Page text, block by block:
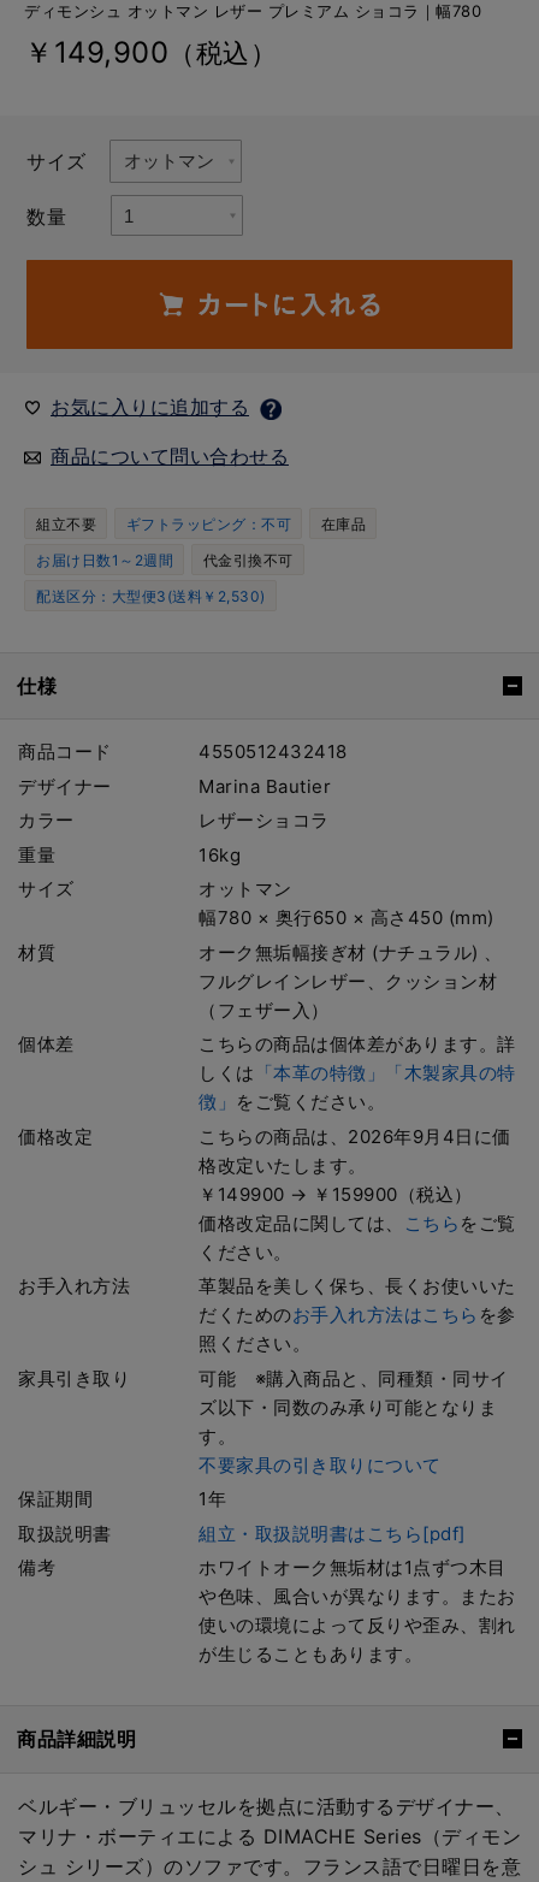
ディモンシュ オットマン レザー プレミアム ショコラ｜幅780
￥149,900 （税込）
サイズ
数量
お気に入りに追加する
商品について問い合わせる
組立不要 ギフトラッピング：不可
在庫品
お届け日数1～2週間
代金引換不可
配送区分：大型便3(送料￥2,530)
仕様
商品コード
4550512432418
デザイナー
Marina Bautier
カラー
レザーショコラ
重量
16kg
サイズ
オットマン
幅780 × 奥行650 × 高さ450 (mm)
材質
オーク無垢幅接ぎ材 (ナチュラル) 、
フルグレインレザー、クッション材
（フェザー入）
個体差
こちらの商品は個体差があります。詳
しくは 「本革の特徴」
「木製家具の特
徴」 をご覧ください。
価格改定
こちらの商品は、2026年9月4日に価
格改定いたします。
￥149900 → ￥159900（税込）
価格改定品に関しては、
こちら をご覧
ください。
お手入れ方法
革製品を美しく保ち、長くお使いいた
だくためのお手入れ方法はこちら を参
照ください。
家具引き取り
可能 ※購入商品と、同種類・同サイ
ズ以下・同数のみ承り可能となりま
す。
不要家具の引き取りについて
保証期間
1年
取扱説明書
組立・取扱説明書はこちら[pdf]
備考
ホワイトオーク無垢材は1点ずつ木目
や色味、風合いが異なります。またお
使いの環境によって反りや歪み、割れ
が生じることもあります。
商品詳細説明
ベルギー・ブリュッセルを拠点に活動するデザイナー、
マリナ・ボーティエによる DIMACHE Series（ディモン
シュ シリーズ）のソファです。フランス語で日曜日を意